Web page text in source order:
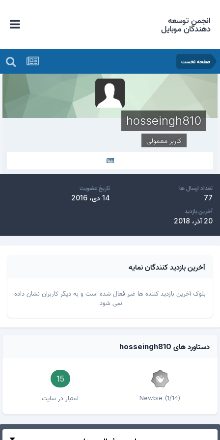
انجمن توسعه
دهندگان موبایل
صفحه نخست
hosseingh810
کاربر معمولی
تعداد ارسال ها
77
تاریخ عضویت
14 دی، 2016
آخرین بازدید
20 آذر، 2018
آخرین بازدید کنندگان نمایه
بلوک آخرین بازدید کننده ها غیر فعال شده است و به دیگر کاربران نشان داده
نمی شود.
دستاورد های hosseingh810
Newbie (1/14)
15
اعتبار در سایت